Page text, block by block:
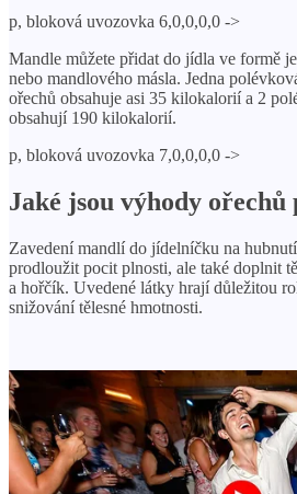
p, bloková uvozovka 6,0,0,0,0 ->
Mandle můžete přidat do jídla ve formě
nebo mandlového másla. Jedna
ořechů obsahuje asi 35 kilokalorií a 2
obsahují 190 kilokalorií.
p, bloková uvozovka 7,0,0,0,0 ->
Jaké jsou výhody
Zavedení mandlí do jídelníčku na
prodloužit pocit plnosti, ale také doplnit
a hořčík. Uvedené látky hrají důležitou
snižování tělesné hmotnosti.